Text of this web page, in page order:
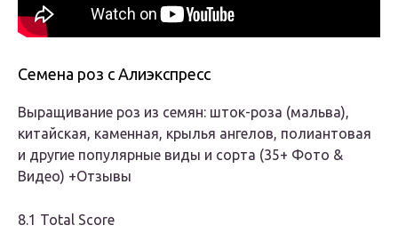
Семена роз c Алиэкспресс
Выращивание роз из семян: шток-роза (мальва),
китайская, каменная, крылья ангелов, полиантовая
и другие популярные виды и сорта (35+ Фото &
Видео) +Отзывы
8.1 Total Score